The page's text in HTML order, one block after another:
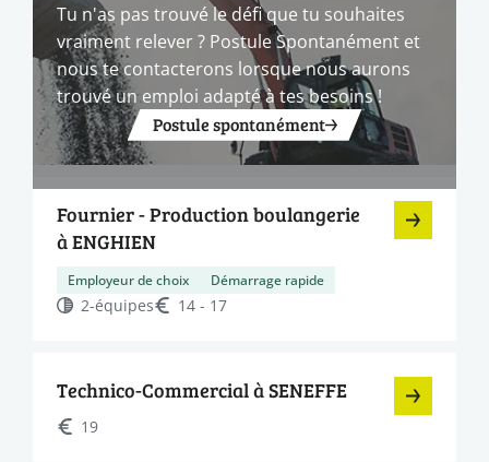
Tu n'as pas trouvé le défi que tu souhaites
vraiment relever ? Postule Spontanément et
nous te contacterons lorsque nous aurons
trouvé un emploi adapté à tes besoins !
Postule spontanément
Fournier - Production boulangerie
à ENGHIEN
Employeur de choix Démarrage rapide
2-équipes 14 - 17
Technico-Commercial à SENEFFE
19